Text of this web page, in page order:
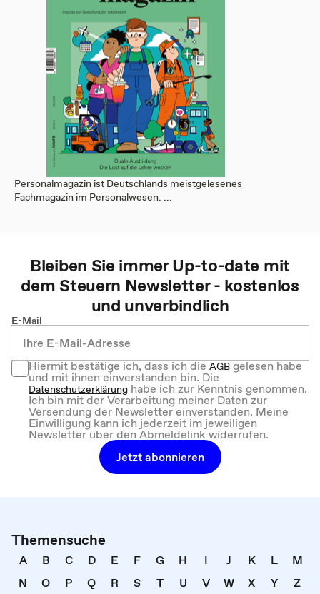
Personalmagazin ist Deutschlands meistgelesenes
Fachmagazin im Personalwesen. ...
Bleiben Sie immer Up-to-date mit
demSteuern Newsletter - kostenlos
und unverbindlich
E-Mail
Hiermit bestätige ich, dass ich dieAGBgelesen habe
und mit ihnen einverstanden bin. Die
Datenschutzerklärung habe ich zur Kenntnis genommen.
Ich bin mit der Verarbeitung meiner Daten zur
Versendung der Newsletter einverstanden. Meine
Einwilligung kann ich jederzeit im jeweiligen
Newsletter über den Abmeldelink widerrufen.
Jetzt abonnieren
Themensuche
A B C D E F G H I J K L
M
N
O P Q R S T U V W X Y
Z